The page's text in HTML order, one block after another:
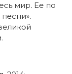
мир. Ее по